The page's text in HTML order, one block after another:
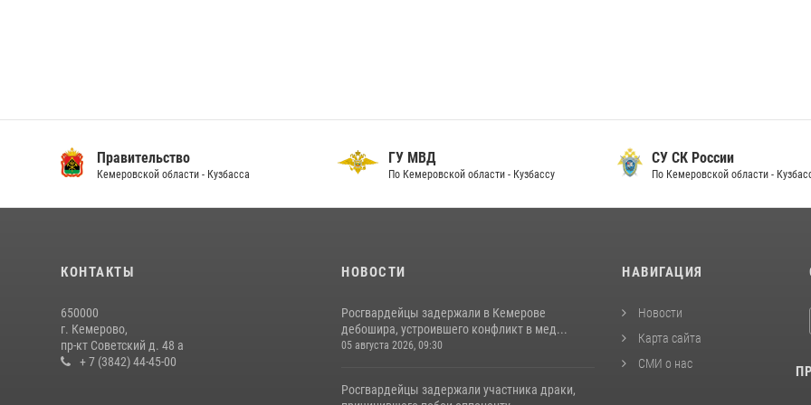
Правительство
Кемеровской области - Кузбасса
ГУ МВД
По Кемеровской области - Кузбассу
СУ СК России
По Кемеровской области -
КОНТАКТЫ
650000
г. Кемерово,
пр-кт Советский д. 48 а
+ 7 (3842) 44-45-00
НОВОСТИ
Росгвардейцы задержали в Кемерове
дебошира, устроившего конфликт в мед...
05 августа 2026, 09:30
Росгвардейцы задержали участника драки,
НАВИГАЦИЯ
Новости
Карта сайта
СМИ о нас